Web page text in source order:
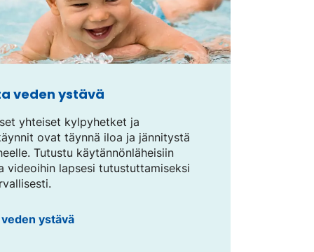
veden ystävä
yhteiset kylpyhetket ja
ovat täynnä iloa ja jännitystä
Tutustu käytännönläheisiin
videoihin lapsesi tutustuttamiseksi
ystävä